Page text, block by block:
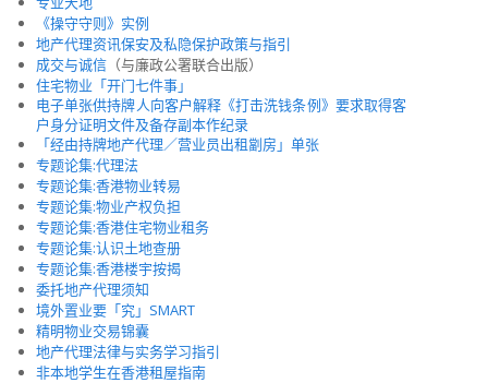
《操守守则》实例
地产代理资讯保安及私隐保护政策与指引
成交与诚信 （与廉政公署联合出版）
住宅物业「开门七件事」
电子单张供持牌人向客户解释《打击洗钱条例》要求取得客
户身分证明文件及备存副本作纪录
「经由持牌地产代理／营业员出租劏房」单张
专题论集:代理法
专题论集:香港物业转易
专题论集:物业产权负担
专题论集:香港住宅物业租务
专题论集:认识土地查册
专题论集:香港楼宇按揭
委托地产代理须知
境外置业要「究」SMART
精明物业交易锦囊
地产代理法律与实务学习指引
非本地学生在香港租屋指南